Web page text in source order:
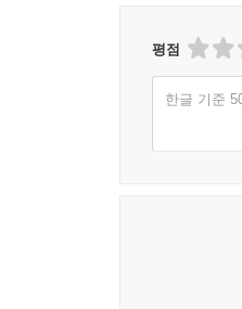
타고난 예지력
문학사적 위업
평점
한글 기준